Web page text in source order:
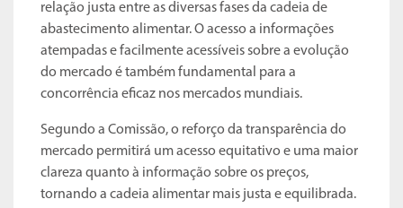
relação justa entre as diversas fases da cadeia de
abastecimento alimentar. O acesso a informações
atempadas e facilmente acessíveis sobre a evolução
do mercado é também fundamental para a
concorrência eficaz nos mercados mundiais.
Segundo a Comissão, o reforço da transparência do
mercado permitirá um acesso equitativo e uma maior
clareza quanto à informação sobre os preços,
tornando a cadeia alimentar mais justa e equilibrada.